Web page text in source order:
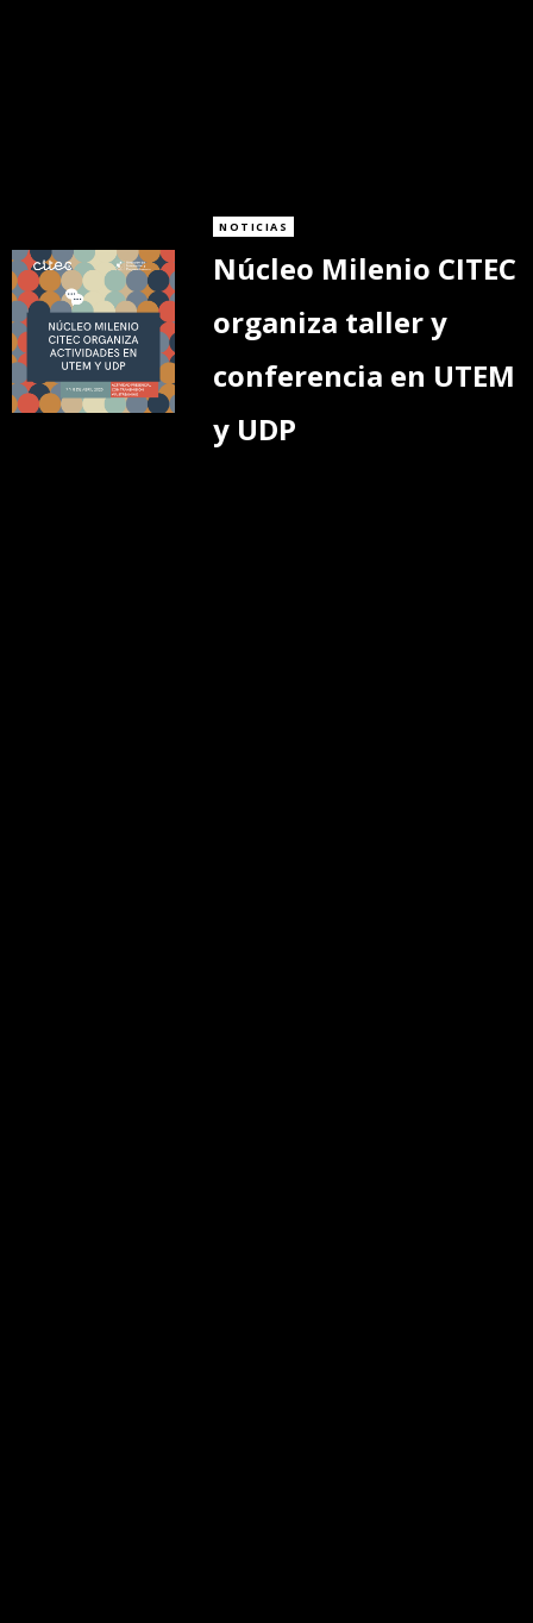
NOTICIAS
Núcleo Milenio CITEC
organiza taller y
conferencia en UTEM
y UDP